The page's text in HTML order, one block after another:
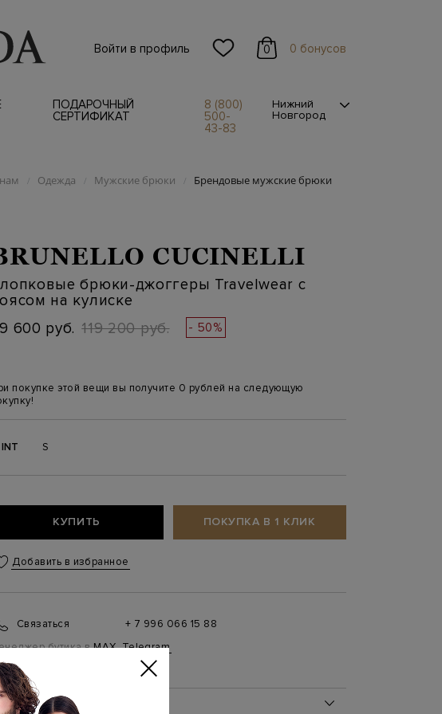
Войти в профиль 0 0 бонусов
ПОДАРОЧНЫЙ
СЕРТИФИКАТ
8 (800)
500-
43-83
Нижний
Новгород
/ Одежда / Мужские брюки / Брендовые мужские брюки
CUCINELLI
брюки-джоггеры Travelwear с
на кулиске
600 руб. 119 200 руб. - 50%
покупке этой вещи вы получите 0 рублей на следующую
INT S
КУПИТЬ ПОКУПКА В 1 КЛИК
Добавить в избранное
Связаться
+ 7 996 066 15 88
бутика вMAX,Telegram
с 10:00 до 21:00)
ОБ ИЗДЕЛИИ